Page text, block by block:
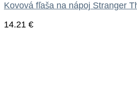
Kovová fľaša na nápoj Stranger
14.21 €